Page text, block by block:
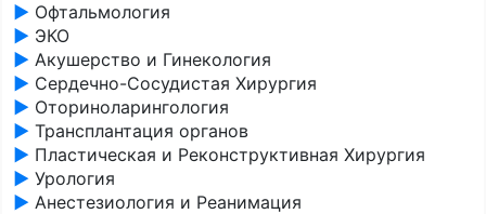
► Офтальмология
► ЭКО
► Акушерство и Гинекология
► Сердечно-Сосудистая Хирургия
► Оториноларингология
► Трансплантация органов
► Пластическая и Реконструктивная Хирургия
► Урология
► Анестезиология и Реанимация